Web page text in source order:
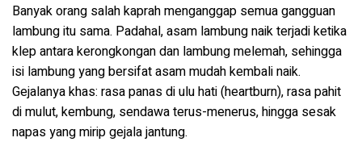
Banyak orang salah kaprah menganggap semua gangguan
lambung itu sama. Padahal, asam lambung naik terjadi ketika
klep antara kerongkongan dan lambung melemah, sehingga
isi lambung yang bersifat asam mudah kembali naik.
Gejalanya khas: rasa panas di ulu hati (heartburn), rasa pahit
di mulut, kembung, sendawa terus-menerus, hingga sesak
napas yang mirip gejala jantung.